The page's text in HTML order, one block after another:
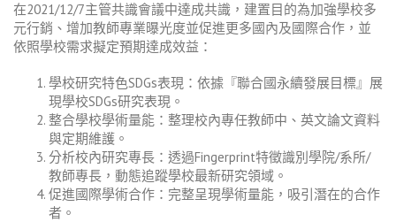
在2021/12/7主管共識會議中達成共識，建置目的為加強學校多
元行銷、增加教師專業曝光度並促進更多國內及國際合作，並
依照學校需求擬定預期達成效益：
學校研究特色SDGs表現：依據『聯合國永續發展目標』展
現學校SDGs研究表現。
整合學校學術量能：整理校內專任教師中、英文論文資料
與定期維護。
分析校內研究專長：透過Fingerprint特徵識別學院/系所/
教師專長，動態追蹤學校最新研究領域。
促進國際學術合作：完整呈現學術量能，吸引潛在的合作
者。